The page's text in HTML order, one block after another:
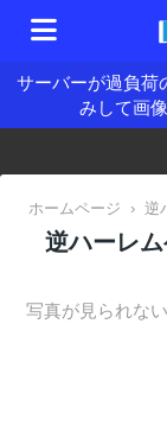
サーバーが過負荷
みして画
ホームページ › 逆
逆ハーレ
写真が見られな